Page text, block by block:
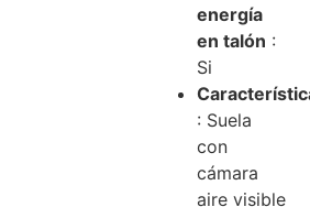
energía
en talón :
Si
: Suela
con
cámara
aire visible